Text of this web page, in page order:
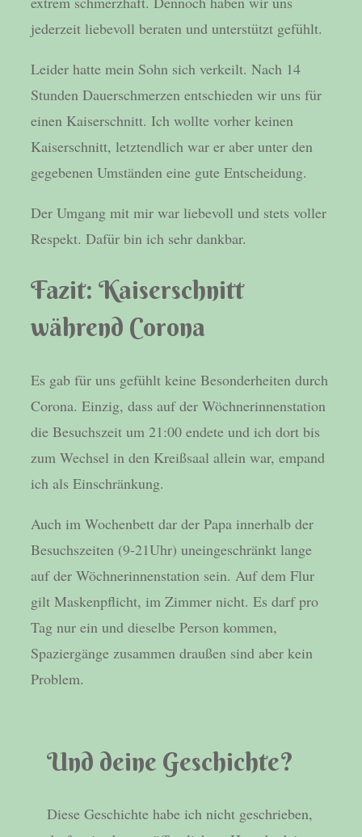
jederzeit liebevoll beraten und unterstützt gefühlt.
Leider hatte mein Sohn sich verkeilt. Nach 14
Stunden Dauerschmerzen entschieden wir uns für
einen Kaiserschnitt. Ich wollte vorher keinen
Kaiserschnitt, letztendlich war er aber unter den
gegebenen Umständen eine gute Entscheidung.
Der Umgang mit mir war liebevoll und stets voller
Respekt. Dafür bin ich sehr dankbar.
Fazit: Kaiserschnitt
während Corona
Es gab für uns gefühlt keine Besonderheiten durch
Corona. Einzig, dass auf der Wöchnerinnenstation
die Besuchszeit um 21:00 endete und ich dort bis
zum Wechsel in den Kreißsaal allein war, empand
ich als Einschränkung.
Auch im Wochenbett dar der Papa innerhalb der
Besuchszeiten (9-21Uhr) uneingeschränkt lange
auf der Wöchnerinnenstation sein. Auf dem Flur
gilt Maskenpflicht, im Zimmer nicht. Es darf pro
Tag nur ein und dieselbe Person kommen,
Spaziergänge zusammen draußen sind aber kein
Problem.
Und deine Geschichte?
Diese Geschichte habe ich nicht geschrieben,